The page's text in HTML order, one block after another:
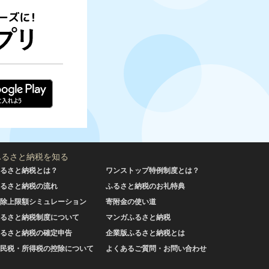
さと納税を知る
さと納税とは？
さと納税の流れ
上限額シミュレーション
さと納税制度について
さと納税の確定申告
税・所得税の控除について
ワンストップ特例制度とは？
ふるさと納税のお礼特典
寄附金の使い道
マンガふるさと納税
企業版ふるさと納税とは
よくあるご質問・お問い合わせ